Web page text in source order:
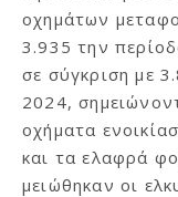
οχημάτων
3.935 την
σε σύγκριση με
2024,
οχήματα
και τα ελαφρά
μειώθηκαν οι